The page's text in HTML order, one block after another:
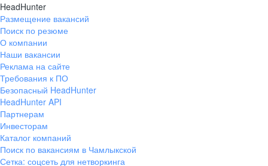
HeadHunter
Размещение вакансий
Поиск по резюме
О компании
Наши вакансии
Реклама на сайте
Требования к ПО
Безопасный HeadHunter
HeadHunter API
Партнерам
Инвесторам
Каталог компаний
Поиск по вакансиям в Чамлыкской
Сетка: соцсеть для нетворкинга